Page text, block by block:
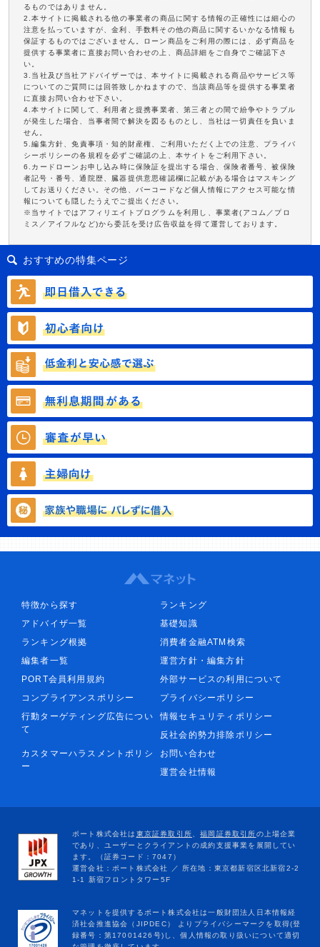
るものではありません。
2.本サイトに掲載される他の事業者の商品に関する情報の正確性には細心の
注意を払っていますが、金利、手数料その他の商品に関するいかなる情報も
保証するものではございません。ローン商品をご利用の際には、必ず商品を
提供する事業者に直接お問い合わせの上、商品詳細をご自身でご確認下さ
い。
3.当社及び当社アドバイザーでは、本サイトに掲載される商品やサービス等
についてのご質問には回答致しかねますので、当該商品等を提供する事業者
に直接お問い合わせ下さい。
4.本サイトに関して、利用者と提携事業者、第三者との間で紛争やトラブル
が発生した場合、当事者間で解決を図るものとし、当社は一切責任を負いま
せん。
5.編集方針、免責事項・知的財産権、ご利用いただく上での注意、プライバ
シーポリシーの各規程を必ずご確認の上、本サイトをご利用下さい。
6.カードローンお申し込み時に保険証を提出する場合、保険者番号、被保険
者記号・番号、通院歴、臓器提供意思確認欄に記載がある場合はマスキング
してお送りください。その他、バーコードなど個人情報にアクセス可能な情
報についても隠したうえでご提出ください。
※当サイトではアフィリエイトプログラムを利用し、事業者(アコム／プロ
ミス／アイフルなど)から委託を受け広告収益を得て運営しております。
おすすめの特集ページ
特徴から探す
ランキング
アドバイザ一覧
基礎知識
ランキング根拠
消費者金融ATM検索
編集者一覧
運営方針・編集方針
PORT会員利用規約
外部サービスの利用について
コンプライアンスポリシー
プライバシーポリシー
行動ターゲティング広告につい
て
情報セキュリティポリシー
反社会的勢力排除ポリシー
カスタマーハラスメントポリシ
ー
お問い合わせ
運営会社情報